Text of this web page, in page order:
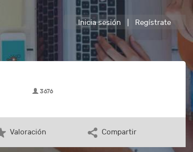
Inicia sesión Regístrate
3676
Valoración Compartir